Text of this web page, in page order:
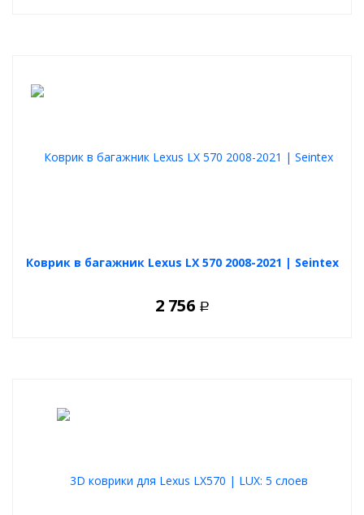
Коврик в багажник Lexus LX 570 2008-2021 | Seintex
2 756 Р